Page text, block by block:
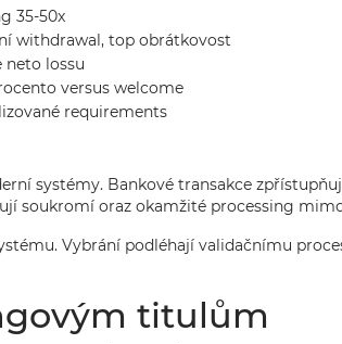
35-50x
withdrawal, top obrátkovost
neto lossu
versus welcome
requirements
systémy. Bankové transakce
soukromí oraz okamžité processing
Vybrání podléhají validačnímu
titulům